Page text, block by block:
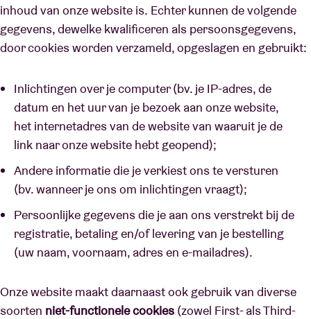
inhoud van onze website is. Echter kunnen de volgende
gegevens, dewelke kwalificeren als persoonsgegevens,
door cookies worden verzameld, opgeslagen en gebruikt:
Inlichtingen over je computer (bv. je IP-adres, de
datum en het uur van je bezoek aan onze website,
het internetadres van de website van waaruit je de
link naar onze website hebt geopend);
Andere informatie die je verkiest ons te versturen
(bv. wanneer je ons om inlichtingen vraagt);
Persoonlijke gegevens die je aan ons verstrekt bij de
registratie, betaling en/of levering van je bestelling
(uw naam, voornaam, adres en e-mailadres).
Onze website maakt daarnaast ook gebruik van diverse
soorten niet-functionele cookies (zowel First- als Third-